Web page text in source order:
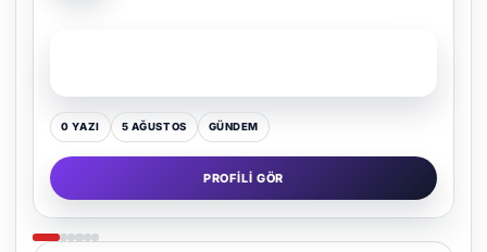
0 YAZI 16 TEMMUZ GÜNDEM
PROFILI GÖR